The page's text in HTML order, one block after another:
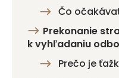
Čo
Prekonanie
k vyhľadaniu
Prečo je